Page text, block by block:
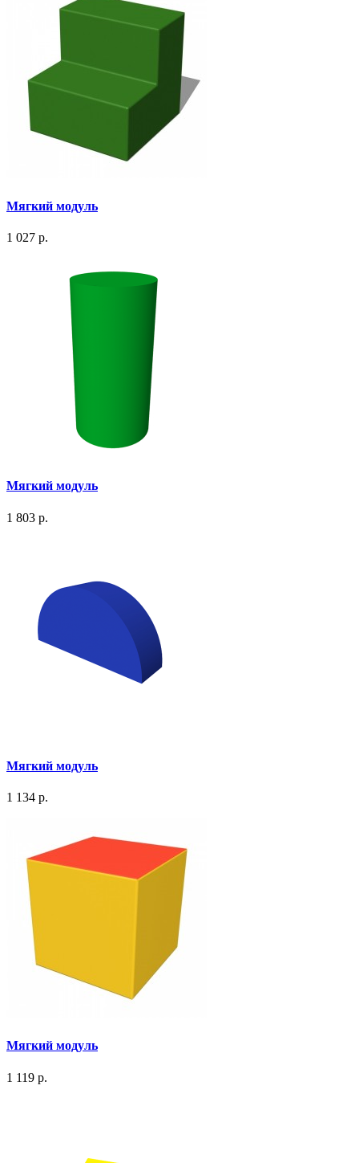
Мягкий модуль
1 027 р.
Мягкий модуль
1 803 р.
Мягкий модуль
1 134 р.
Мягкий модуль
1 119 р.